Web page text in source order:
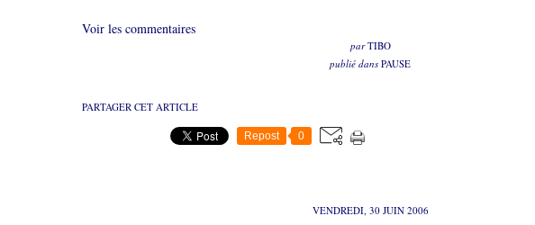
Voir les commentaires
parTIBO
publié dans PAUSE
PARTAGER CET ARTICLE
Repost 0
VENDREDI, 30 JUIN 2006